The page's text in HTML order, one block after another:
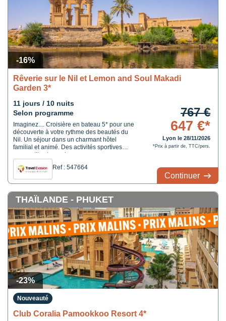
-16%
Rêverie sur le Nil et Lemon and Soul Makadi
Garden 3*
11 jours / 10 nuits
Selon programme
Imaginez.... Croisière en bateau 5* pour une
découverte à votre rythme des beautés du
Nil. Un séjour dans un charmant hôtel
familial et animé. Des activités sportives
pour petits et grands.
Ref : 547664
767 €
647 €*
Lyon le 28/11/2026
*Prix à partir de, TTC/pers.
Continuer
-23%
THAÏLANDE - PHUKET
Nouveauté
Club Coralia Pamookkoo Resort 4*